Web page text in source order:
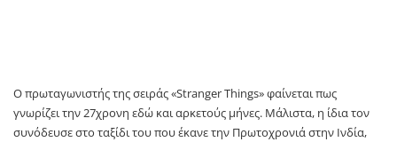
Ο πρωταγωνιστής της σειράς «Stranger Things» φαίνεται πως
γνωρίζει την 27χρονη εδώ και αρκετούς μήνες. Μάλιστα, η ίδια τον
συνόδευσε στο ταξίδι του που έκανε την Πρωτοχρονιά στην Ινδία,